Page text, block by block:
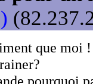
que moi !
pourquoi